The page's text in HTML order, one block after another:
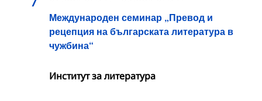
Международен семинар „Превод и
рецепция на българската литература в
чужбина“
Институт за литература